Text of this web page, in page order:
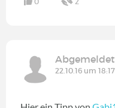
22.10.16 um 18:17